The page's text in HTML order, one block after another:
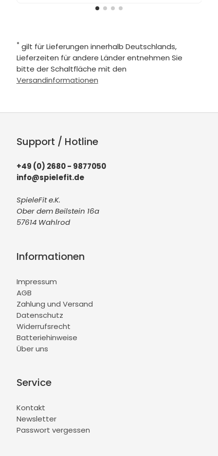
* gilt für Lieferungen innerhalb Deutschlands,
Lieferzeiten für andere Länder entnehmen Sie
bitte der Schaltfläche mit den
Versandinformationen
Support / Hotline
+49 (0) 2680 - 9877050
info@spielefit.de
SpieleFit e.K.
Ober dem Beilstein 16a
57614 Wahlrod
Informationen
Impressum
AGB
Zahlung und Versand
Datenschutz
Widerrufsrecht
Batteriehinweise
Über uns
Service
Kontakt
Newsletter
Passwort vergessen